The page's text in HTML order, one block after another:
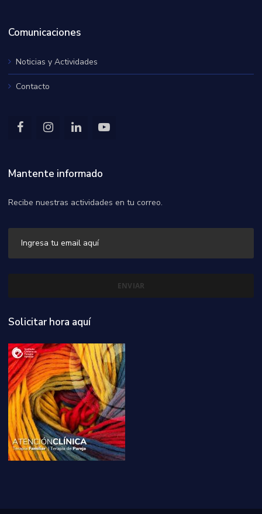
Comunicaciones
Noticias y Actividades
Contacto
Mantente informado
Recibe nuestras actividades en tu correo.
Solicitar hora aquí